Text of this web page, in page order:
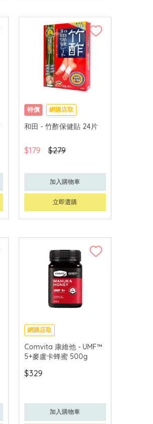
特價 網購店取
和田 - 竹酢保健貼 24片
$179 $279
加入購物車
立即選購
網購店取
Comvita 康維他 - UMF™
5+麥盧卡蜂蜜 500g
$329
加入購物車